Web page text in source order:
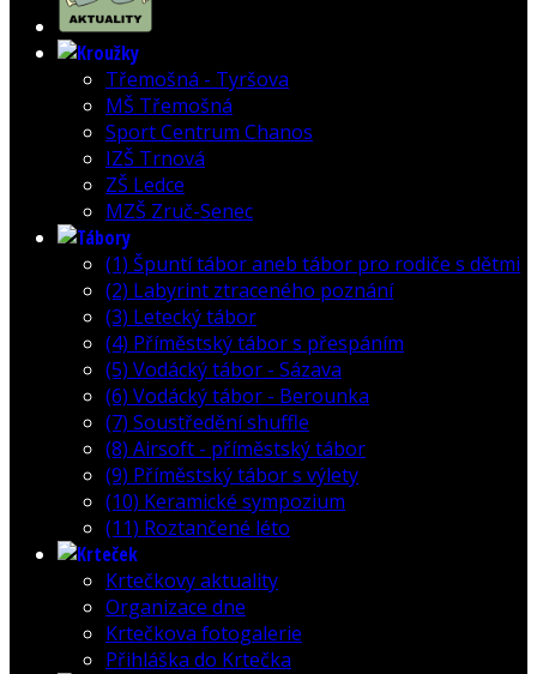
Třemošná - Tyršova
MŠ Třemošná
Sport Centrum Chanos
IZŠ Trnová
ZŠ Ledce
MZŠ Zruč-Senec
(1) Špuntí tábor aneb tábor pro rodiče s dětmi
(2) Labyrint ztraceného poznání
(3) Letecký tábor
(4) Příměstský tábor s přespáním
(5) Vodácký tábor - Sázava
(6) Vodácký tábor - Berounka
(7) Soustředění shuffle
(8) Airsoft - příměstský tábor
(9) Příměstský tábor s výlety
(10) Keramické sympozium
(11) Roztančené léto
Krtečkovy aktuality
Organizace dne
Krtečkova fotogalerie
Přihláška do Krtečka